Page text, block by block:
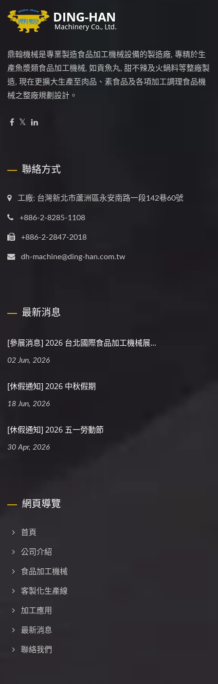
鼎翰機械是專業製造食品加工機械設備的製造廠, 專精於生
產魚漿類食品加工機械, 如貢魚丸, 甜不辣及火鍋料等整廠製
造, 現在更擴大生產至肉品、素食品及各項加工調理食品機
械之整廠規劃設計。
聯絡方式
工廠: 台灣新北市蘆洲區永安南路一段142巷60號
+886-2-8285-1108
+886-2-2847-2018
dh-machine@ding-han.com.tw
最新消息
[參展消息] 2026 台北國際食品加工機械展...
02 Jun, 2026
[休假通知] 2026 中秋假期
18 Jun, 2026
[休假通知] 2026 五一勞動節
30 Apr, 2026
網頁導覽
首頁
公司介紹
食品加工機械
客製化生產線
加工應用
最新消息
聯絡我們